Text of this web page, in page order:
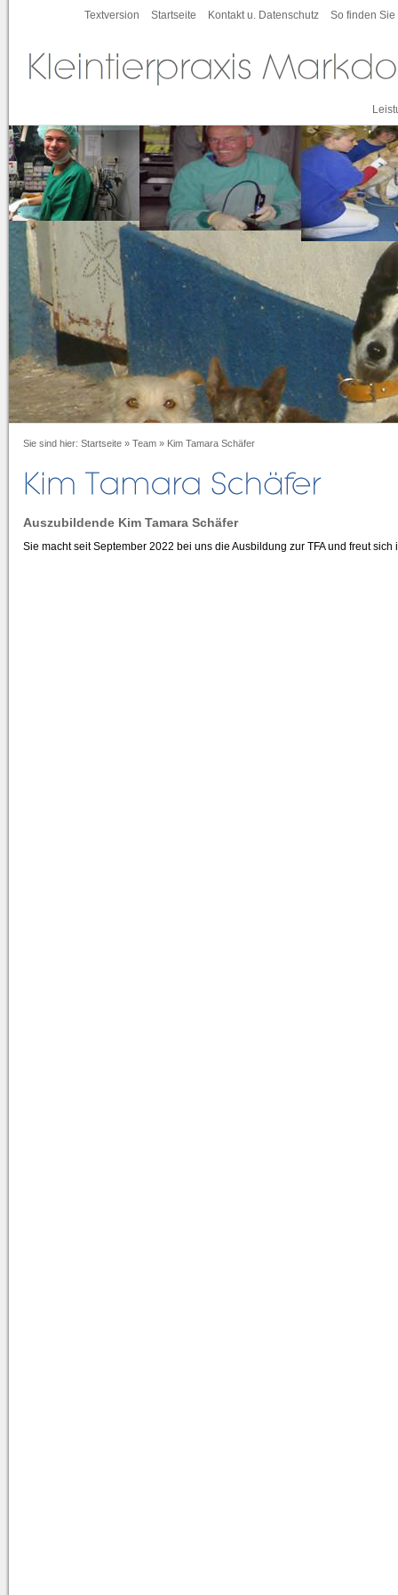
Textversion Startseite Kontakt u. Datenschutz So finden Sie
Sie sind hier: Startseite » Team » Kim Tamara Schäfer
Auszubildende Kim Tamara Schäfer
Sie macht seit September 2022 bei uns die Ausbildung zur TFA und freut